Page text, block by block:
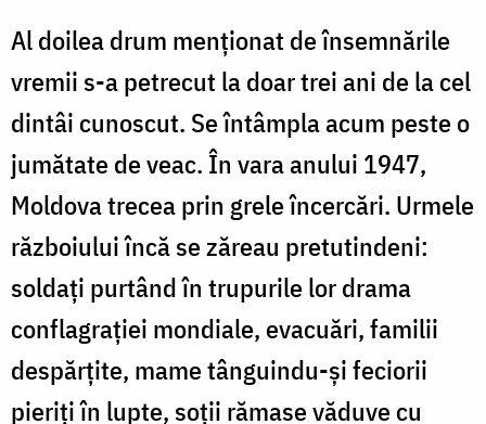
Al doilea drum menționat de însemnările
vremii s-a petrecut la doar trei ani de la cel
dintâi cunoscut. Se întâmpla acum peste o
jumătate de veac. În vara anului 1947,
Moldova trecea prin grele încercări. Urmele
războiului încă se zăreau pretutindeni:
soldați purtând în trupurile lor drama
conflagrației mondiale, evacuări, familii
despărţite, mame tânguindu-şi feciorii
pieriţi în lupte, soţii rămase văduve cu